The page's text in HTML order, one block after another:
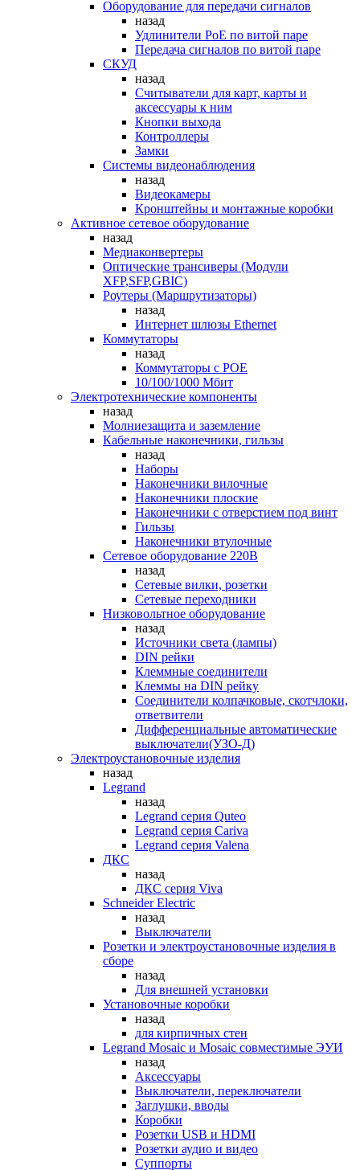
Оборудование для передачи сигналов
назад
Удлинители PoE по витой паре
Передача сигналов по витой паре
СКУД
назад
Считыватели для карт, карты и
аксессуары к ним
Кнопки выхода
Контроллеры
Замки
Системы видеонаблюдения
назад
Видеокамеры
Кронштейны и монтажные коробки
Активное сетевое оборудование
назад
Медиаконвертеры
Оптические трансиверы (Модули
XFP,SFP,GBIC)
Роутеры (Маршрутизаторы)
назад
Интернет шлюзы Ethernet
Коммутаторы
назад
Коммутаторы c POE
10/100/1000 Мбит
Электротехнические компоненты
назад
Молниезащита и заземление
Кабельные наконечники, гильзы
назад
Наборы
Наконечники вилочные
Наконечники плоские
Наконечники с отверстием под винт
Гильзы
Наконечники втулочные
Сетевое оборудование 220В
назад
Сетевые вилки, розетки
Сетевые переходники
Низковольтное оборудование
назад
Источники света (лампы)
DIN рейки
Клеммные соединители
Клеммы на DIN рейку
Соединители колпачковые, скотчлоки,
ответвители
Дифференциальные автоматические
выключатели(УЗО-Д)
Электроустановочные изделия
назад
Legrand
назад
Legrand серия Quteo
Legrand серия Cariva
Legrand серия Valena
ДКС
назад
ДКС серия Viva
Schneider Electric
назад
Выключатели
Розетки и электроустановочные изделия в
сборе
назад
Для внешней установки
Установочные коробки
назад
для кирпичных стен
Legrand Mosaic и Mosaic совместимые ЭУИ
назад
Аксессуары
Выключатели, переключатели
Заглушки, вводы
Коробки
Розетки USB и HDMI
Розетки аудио и видео
Суппорты